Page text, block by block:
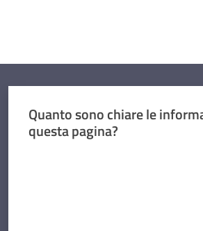
Quanto sono chiare le
questa pagina?